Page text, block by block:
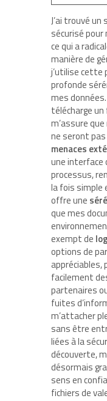
J’ai trouvé
sécurisé
ce qui a
manière de
j’utilise cette
profonde
mes
télécharge un
m’assure
ne seront
menaces
une interface
processus,
la fois simple
offre une
que mes
exempt de
options de
facilement
partenaires
fuites
m’attacher
sans être
liées à la
découverte,
désormais
sens en
fichiers de